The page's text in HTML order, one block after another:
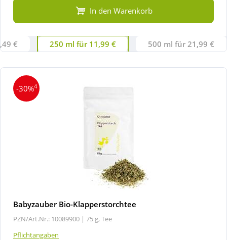
In den Warenkorb
€ 250 ml für 11,99 € 500 ml für 21,99 €
-30%4
Babyzauber Bio-Klapperstorchtee
PZN/Art.Nr.: 10089900 | 75 g, Tee
Pflichtangaben